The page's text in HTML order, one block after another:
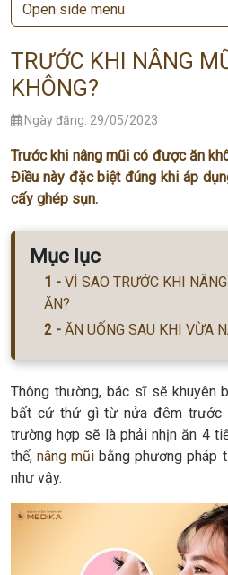
TRƯỚC KHI NÂNG
KHÔNG?
Ngày đăng: 29/05/2023
Trước khi nâng mũi có được ăn
Điều này đặc biệt đúng khi áp
cấy ghép sụn.
Mục lục
VÌ SAO TRƯỚC KHI
ĂN?
ĂN UỐNG SAU KHI VỪA
Thông thường, bác sĩ sẽ khuyên
bất cứ thứ gì từ nửa đêm trước
trường hợp sẽ là phải nhịn ăn 4
thế,nâng mũi bằng phương pháp
như vậy.
Open side menu